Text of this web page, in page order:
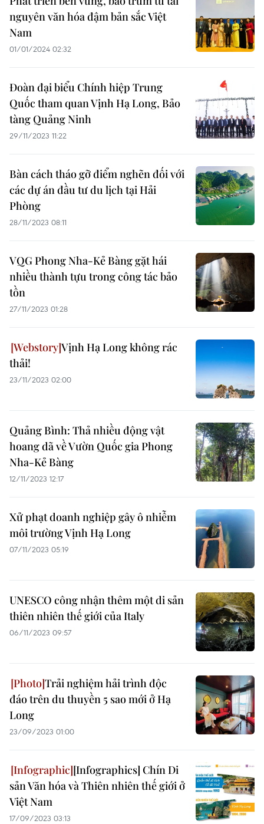
nguyên văn hóa đậm bản sắc Việt
Nam
01/01/2024 02:32
Đoàn đại biểu Chính hiệp Trung
Quốc tham quan Vịnh Hạ Long, Bảo
tàng Quảng Ninh
29/11/2023 11:22
Bàn cách tháo gỡ điểm nghẽn đối với
các dự án đầu tư du lịch tại Hải
Phòng
28/11/2023 08:11
VQG Phong Nha-Kẻ Bàng gặt hái
nhiều thành tựu trong công tác bảo
tồn
27/11/2023 01:28
Vịnh Hạ Long không rác
thải!
23/11/2023 02:00
Quảng Bình: Thả nhiều động vật
hoang dã về Vườn Quốc gia Phong
Nha-Kẻ Bàng
12/11/2023 12:17
Xử phạt doanh nghiệp gây ô nhiễm
môi trường Vịnh Hạ Long
07/11/2023 05:19
UNESCO công nhận thêm một di sản
thiên nhiên thế giới của Italy
06/11/2023 09:57
Trải nghiệm hải trình độc
đáo trên du thuyền 5 sao mới ở Hạ
Long
23/09/2023 01:00
[Infographics] Chín Di
sản Văn hóa và Thiên nhiên thế giới ở
Việt Nam
17/09/2023 03:13